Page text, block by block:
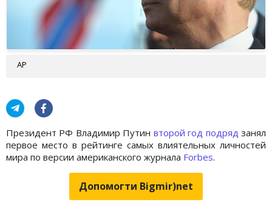
АР
Президент РФ Владимир Путин второй год подряд занял
первое место в рейтинге самых влиятельных личностей
мира по версии американского журнала Forbes.
Допомогти Bigmir)net